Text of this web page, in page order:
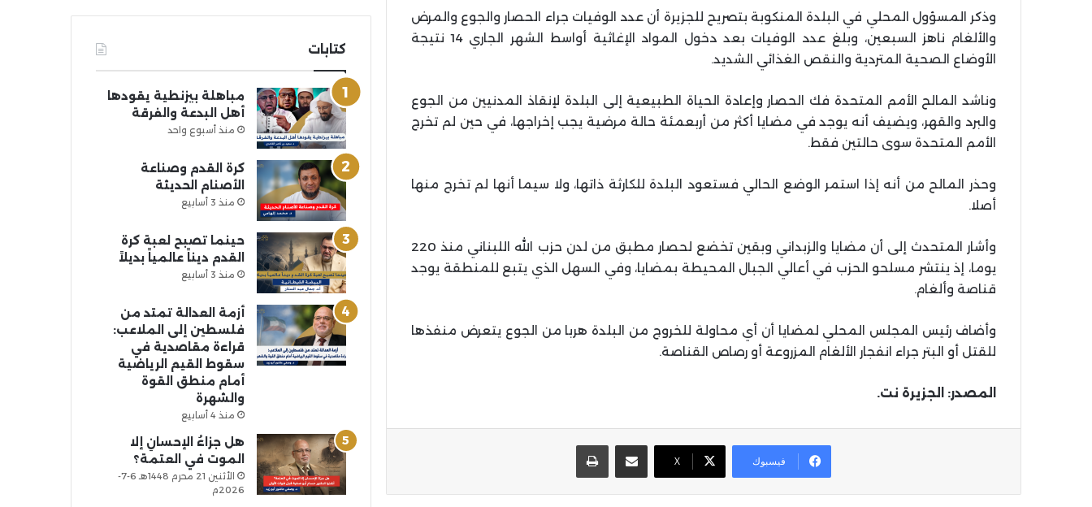
وذكر المسؤول المحلي في البلدة المنكوبة بتصريح للجزيرة أن عدد الوفيات جراء الحصار والجوع والمرض
والألغام ناهز السبعين، وبلغ عدد الوفيات بعد دخول المواد الإغاثية أواسط الشهر الجاري 14 نتيجة
الأوضاع الصحية المتردية والنقص الغذائي الشديد.
وناشد المالح الأمم المتحدة فك الحصار وإعادة الحياة الطبيعية إلى البلدة لإنقاذ المدنيين من الجوع
والبرد والقهر، ويضيف أنه يوجد في مضايا أكثر من أربعمئة حالة مرضية يجب إخراجها، في حين لم تخرج
الأمم المتحدة سوى حالتين فقط.
وحذر المالح من أنه إذا استمر الوضع الحالي فستعود البلدة للكارثة ذاتها، ولا سيما أنها لم تخرج منها
أصلا.
وأشار المتحدث إلى أن مضايا والزبداني وبقين تخضع لحصار مطبق من لدن حزب الله اللبناني منذ 220
يوما، إذ ينتشر مسلحو الحزب في أعالي الجبال المحيطة بمضايا، وفي السهل الذي يتبع للمنطقة يوجد
قناصة وألغام.
وأضاف رئيس المجلس المحلي لمضايا أن أي محاولة للخروج من البلدة هربا من الجوع يتعرض منفذها
للقتل أو البتر جراء انفجار الألغام المزروعة أو رصاص القناصة.
المصدر: الجزيرة نت.
فيسبوك X
مشاركة عبر البريد
كتابات
مباهلة بيزنطية يقودها
أهل البدعة والفرقة
منذ أسبوع واحد
كرة القدم وصناعة
الأصنام الحديثة
منذ 3 أسابيع
حينما تصبح لعبة كرة
القدم ديناً عالمياً بديلاً
منذ 3 أسابيع
أزمة العدالة تمتد من
فلسطين إلى الملاعب:
قراءة مقاصدية في
سقوط القيم الرياضية
أمام منطق القوة
والشهرة
منذ 4 أسابيع
هل جزاءُ الإحسانِ إلا
الموت في العتمة؟
الأثنين 21 محرم 1448هـ 6-7-
2026م